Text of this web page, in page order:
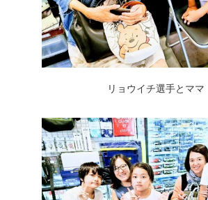
リョウイチ選手とママ